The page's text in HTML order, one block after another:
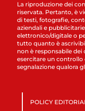
La riproduzione dei
riservata. Pertanto, è
di testi, fotografie,
aziendali e
elettronico/digitale o
tutto quanto è
non è responsabile
esercitare un controllo
segnalazione qualora
POLICY